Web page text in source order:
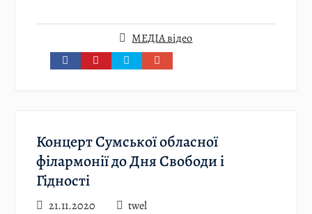
МЕДІА відео
Концерт Сумської обласної
філармонії до Дня Свободи і
Гідності
21.11.2020 twel